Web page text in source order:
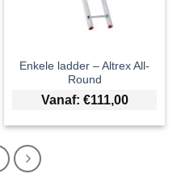
Enkele ladder – Altrex All-
Round
Vanaf: €111,00